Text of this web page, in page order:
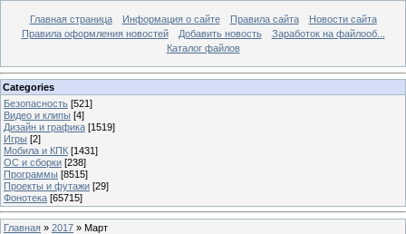
Главная страница Информация о сайте Правила сайта
Новости сайта
Правила оформления новостей
Добавить новость
Заработок на файлооб...
Каталог файлов
Categories
Безопасность [521]
Видео и клипы [4]
Дизайн и графика [1519]
Игры [2]
Мобила и КПК [1431]
ОС и сборки [238]
Программы [8515]
Проекты и футажи [29]
Фонотека [65715]
Главная » 2017 » Март